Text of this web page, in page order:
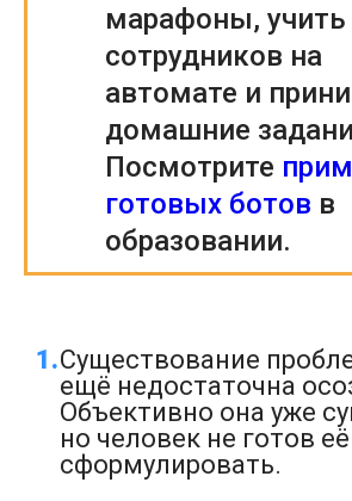
марафоны, учить
сотрудников на
автомате и
домашние
Посмотрите
готовых ботов в
образовании.
Существование
ещё недостаточна
Объективно она уже
но человек не готов её
сформулировать.